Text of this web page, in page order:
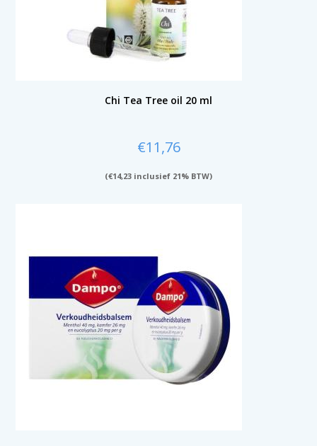
Chi Tea Tree oil 20 ml
€11,76
(€14,23 inclusief 21% BTW)